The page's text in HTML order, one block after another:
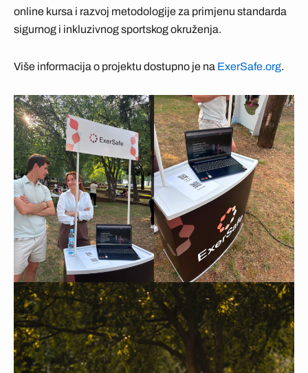
online kursa i razvoj metodologije za primjenu standarda
sigurnog i inkluzivnog sportskog okruženja.
Više informacija o projektu dostupno je na ExerSafe.org.